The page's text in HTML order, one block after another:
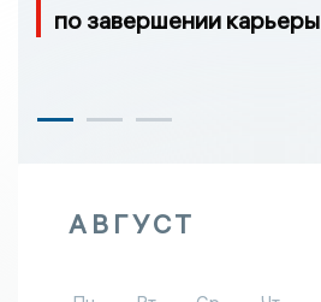
по завершении карьеры
АВГУСТ